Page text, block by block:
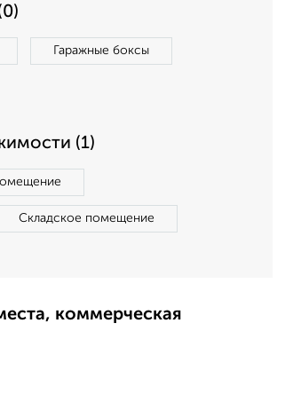
Гаражные боксы
(1)
Складское помещение
коммерческая